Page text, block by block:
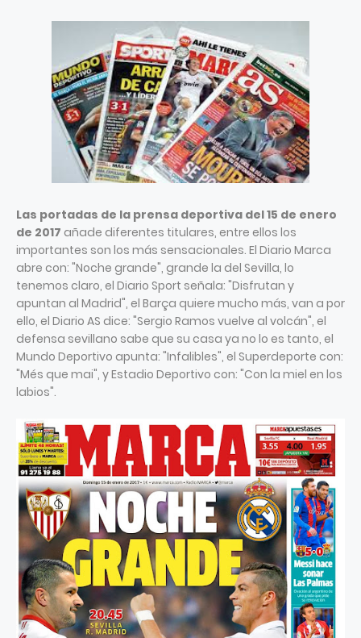
Las portadas de la prensa deportiva del 15 de enero
de 2017 añade diferentes titulares, entre ellos los
importantes son los más sensacionales. El Diario Marca
abre con: "Noche grande", grande la del Sevilla, lo
tenemos claro, el Diario Sport señala: "Disfrutan y
apuntan al Madrid", el Barça quiere mucho más, van a por
ello, el Diario AS dice: "Sergio Ramos vuelve al volcán", el
defensa sevillano sabe que su casa ya no lo es tanto, el
Mundo Deportivo apunta: "Infalibles", el Superdeporte con:
"Més que mai", y Estadio Deportivo con: "Con la miel en los
labios".